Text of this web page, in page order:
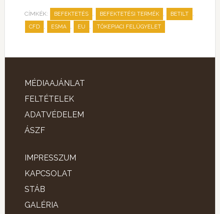
CÍMKÉK: BEFEKTETÉS , BEFEKTETÉSI TERMÉK , BETILT ,
CFD , ESMA , EU , TŐKEPIACI FELÜGYELET
MÉDIAAJÁNLAT
FELTÉTELEK
ADATVÉDELEM
ÁSZF
IMPRESSZUM
KAPCSOLAT
STÁB
GALÉRIA